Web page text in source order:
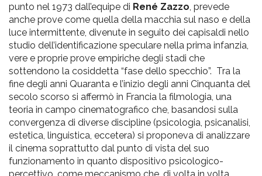
punto nel 1973 dall’equipe di René Zazzo, prevede
anche prove come quella della macchia sul naso e della
luce intermittente, divenute in seguito dei capisaldi nello
studio dell’identificazione speculare nella prima infanzia,
vere e proprie prove empiriche degli stadi che
sottendono la cosiddetta “fase dello specchio”. Tra la
fine degli anni Quaranta e l’inizio degli anni Cinquanta del
secolo scorso si affermò in Francia la filmologia, una
teoria in campo cinematografico che, basandosi sulla
convergenza di diverse discipline (psicologia, psicanalisi,
estetica, linguistica, eccetera) si proponeva di analizzare
il cinema soprattutto dal punto di vista del suo
funzionamento in quanto dispositivo psicologico-